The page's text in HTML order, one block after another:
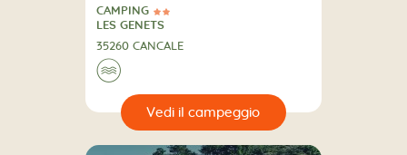
2 Stelle
CAMPING
CAMPING
LES GENETS
35260 CANCALE
🌊